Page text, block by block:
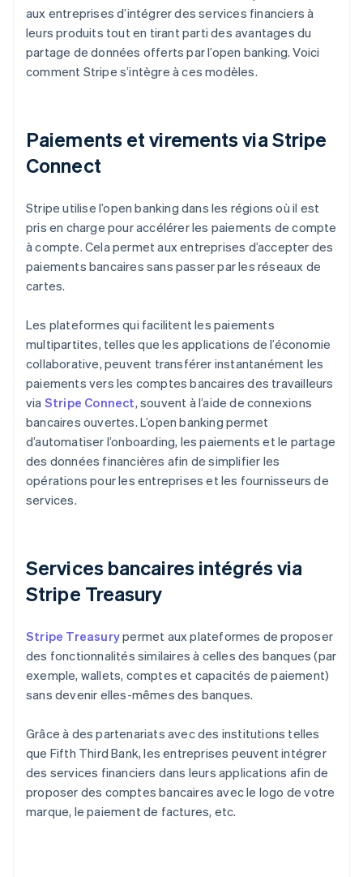
aux entreprises d’intégrer des services financiers à
leurs produits tout en tirant parti des avantages du
partage de données offerts par l’open banking. Voici
comment Stripe s’intègre à ces modèles.
Paiements et virements via Stripe
Connect
Stripe utilise l’open banking dans les régions où il est
pris en charge pour accélérer les paiements de compte
à compte. Cela permet aux entreprises d’accepter des
paiements bancaires sans passer par les réseaux de
cartes.
Les plateformes qui facilitent les paiements
multipartites, telles que les applications de l’économie
collaborative, peuvent transférer instantanément les
paiements vers les comptes bancaires des travailleurs
via Stripe Connect, souvent à l’aide de connexions
bancaires ouvertes. L’open banking permet
d’automatiser l’onboarding, les paiements et le partage
des données financières afin de simplifier les
opérations pour les entreprises et les fournisseurs de
services.
Services bancaires intégrés via
Stripe Treasury
Stripe Treasurypermet aux plateformes de proposer
des fonctionnalités similaires à celles des banques (par
exemple, wallets, comptes et capacités de paiement)
sans devenir elles-mêmes des banques.
Grâce à des partenariats avec des institutions telles
que Fifth Third Bank, les entreprises peuvent intégrer
des services financiers dans leurs applications afin de
proposer des comptes bancaires avec le logo de votre
marque, le paiement de factures, etc.